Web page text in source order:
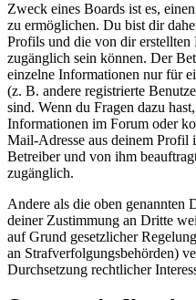
Zweck eines Boards ist es,
zu ermöglichen. Du bist dir
Profils und die von dir
zugänglich sein können. Der
einzelne Informationen nur für
(z. B. andere registrierte
sind. Wenn du Fragen dazu
Informationen im Forum oder
Mail-Adresse aus deinem Profil
Betreiber und von ihm
zugänglich.
Andere als die oben genannten
deiner Zustimmung an Dritte
auf Grund gesetzlicher
an Strafverfolgungsbehörden)
Durchsetzung rechtlicher